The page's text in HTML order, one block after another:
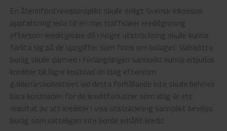
En återinförd revisionsplikt skulle enligt Svensk Inkassos
uppfattning leda till en mer träffsäker kreditgivning
eftersom kreditgivare då i högre utsträckning skulle kunna
förlita sig på de uppgifter som finns om bolaget. Välskötta
bolag skulle därmed i förlängningen sannolikt kunna erbjudas
krediter till lägre kostnad än idag eftersom
gäldenärskollektivet vid detta förhållande inte skulle behöva
bära kostnaden för de kreditförluster som idag är ett
resultat av att krediter i viss utsträckning sannolikt beviljas
bolag som rätteligen inte borde erhållit kredit.